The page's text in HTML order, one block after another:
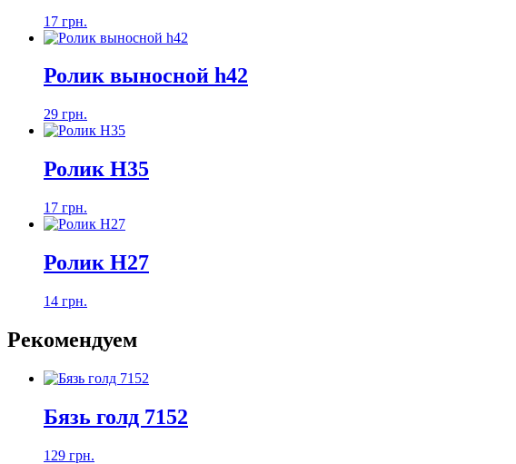
17 грн.
Ролик выносной h42
29 грн.
Ролик H35
17 грн.
Ролик H27
14 грн.
Рекомендуем
Бязь голд 7152
129 грн.